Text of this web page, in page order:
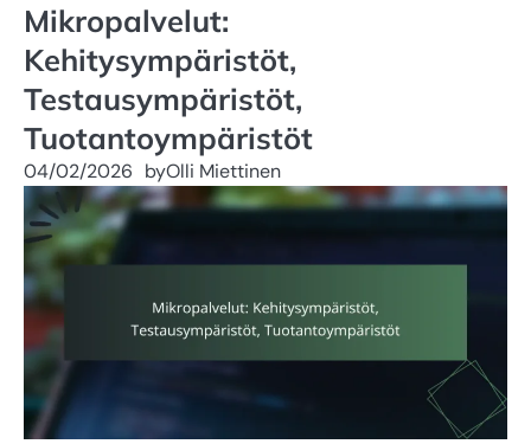
Mikropalvelut:
Kehitysympäristöt,
Testausympäristöt,
Tuotantoympäristöt
04/02/2026 byOlli Miettinen